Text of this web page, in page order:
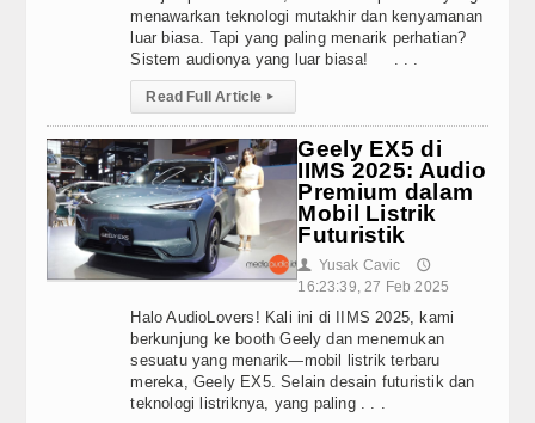
Processor
Amplifier
Accessories
STEREO WAREHOUSE
Listrik BYD dalam Menembus Batas Mobilitas Masa Depan:
AiMOGA di Booth JAECOO Bikin Pengunjung IIMS 2026
“Kanvas” Modifikasi, Konsumen Diajak Berkreasi Rancang Mobil
Co-Creation J5 EV di IIMS 2026, Ajak Konsumen
JAECOO Mantapkan Diri Sebagai Brand SUV Premium yang
JAECOO J5 EV Jadi Solusi Perjalanan Jauh
Lebaran, Teknologi Hybrid SHS Dinilai Jadi Opsi Paling
menawarkan teknologi mutakhir dan kenyamanan
luar biasa. Tapi yang paling menarik perhatian?
Sistem audionya yang luar biasa! . . .
Read Full Article ▸
Geely EX5 di
IIMS 2025: Audio
Premium dalam
Mobil Listrik
Futuristik
👤 Yusak Cavic 🕔
16:23:39, 27 Feb 2025
Halo AudioLovers! Kali ini di IIMS 2025, kami
berkunjung ke booth Geely dan menemukan
sesuatu yang menarik—mobil listrik terbaru
mereka, Geely EX5. Selain desain futuristik dan
teknologi listriknya, yang paling . . .